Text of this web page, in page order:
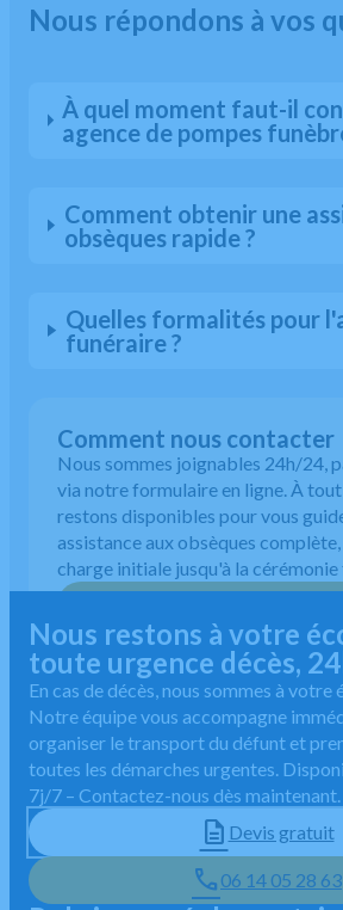
Nous répondons à vos
À quel moment faut-il
agence de pompes
Comment obtenir une
obsèques rapide ?
Quelles formalités pour
funéraire ?
Comment nous contacter
Nous sommes joignables 24h/24,
via notre formulaire en ligne. À
restons disponibles pour vous
assistance aux obsèques
charge initiale jusqu'à la cérémonie
Nous restons à votre
toute urgence décès,
En cas de décès, nous sommes à votre
Notre équipe vous accompagne
organiser le transport du défunt et
toutes les démarches urgentes.
7j/7 – Contactez-nous dès maintenant.
Devis gratuit
06 14 05 28 63